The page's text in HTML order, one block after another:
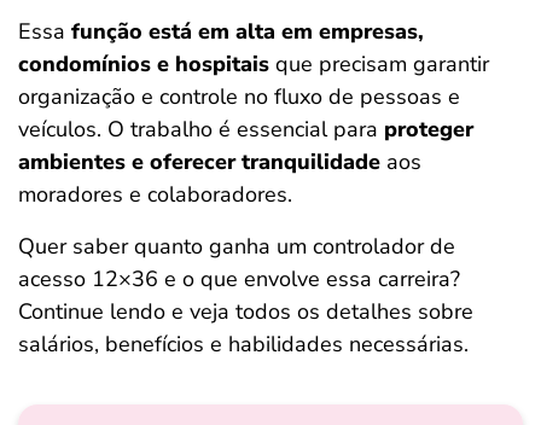
Essa função está em alta em empresas,
condomínios e hospitais que precisam garantir
organização e controle no fluxo de pessoas e
veículos. O trabalho é essencial para proteger
ambientes e oferecer tranquilidade aos
moradores e colaboradores.
Quer saber quanto ganha um controlador de
acesso 12×36 e o que envolve essa carreira?
Continue lendo e veja todos os detalhes sobre
salários, benefícios e habilidades necessárias.